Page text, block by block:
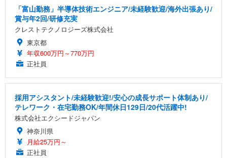
「富山勤務」半導体技術エンジニア/未経験歓迎/海外出張あり/
賞与年2回/研修充実
クレストテクノロジーズ株式会社
東京都
年収600万円～770万円
正社員
採用アシスタント/未経験歓迎!/安心の成長サポート体制あり/
テレワーク・在宅勤務OK/年間休日129日/20代活躍中!
株式会社エクシードジャパン
神奈川県
月給25万円～
正社員